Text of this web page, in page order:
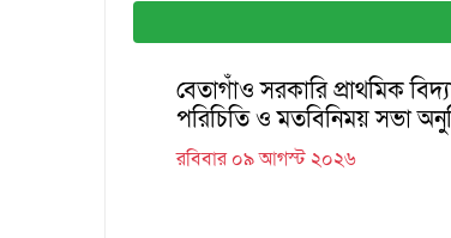
বেতাগাঁও সরকারি প্রাথমিক
পরিচিতি ও মতবিনিময় সভা
রবিবার ০৯ আগস্ট ২০২৬